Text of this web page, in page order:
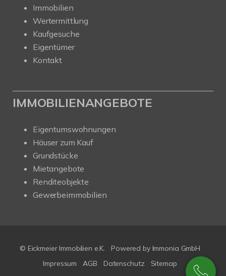
Immobilien
Wertermittlung
Kaufgesuche
Eigentümer
Kontakt
IMMOBILIENANGEBOTE
Eigentumswohnungen
Häuser zum Kauf
Grundstücke
Mietangebote
Renditeobjekte
Gewerbeimmobilien
© Eickmeier Immobilien e.K. Powered by Immonia GmbH
Impressum
AGB Datenschutz Sitemap